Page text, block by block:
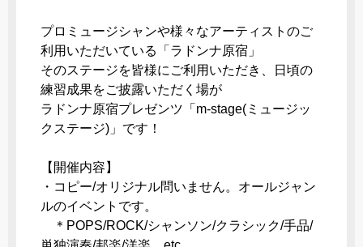
プロミュージシャンや様々なアーティストのご
利用いただいている「ラドンナ原宿」
そのステージを皆様にご利用いただき、日頃の
練習成果をご披露いただく場が
ラドンナ原宿プレゼンツ「m-stage(ミュージッ
クステージ)」です！
【開催内容】
・コピー/オリジナル問いません。オールジャン
ルのイベントです。
＊POPS/ROCK/シャンソン/クラシック/手品/